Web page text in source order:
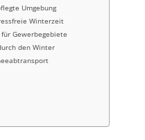
Umgebung
Winterzeit
Gewerbegebiete
den Winter